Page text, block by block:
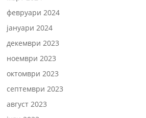
февруари 2024
јануари 2024
декември 2023
ноември 2023
октомври 2023
септември 2023
август 2023